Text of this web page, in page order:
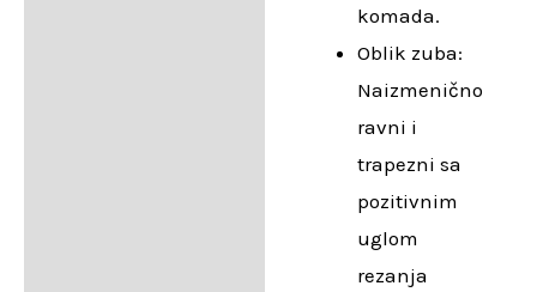
komada.
Oblik zuba:
Naizmenično
ravni i
trapezni sa
pozitivnim
uglom
rezanja